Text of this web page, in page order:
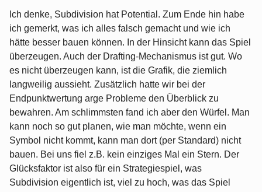
Ich denke, Subdivision hat Potential. Zum Ende hin habe
ich gemerkt, was ich alles falsch gemacht und wie ich
hätte besser bauen können. In der Hinsicht kann das Spiel
überzeugen. Auch der Drafting-Mechanismus ist gut. Wo
es nicht überzeugen kann, ist die Grafik, die ziemlich
langweilig aussieht. Zusätzlich hatte wir bei der
Endpunktwertung arge Probleme den Überblick zu
bewahren. Am schlimmsten fand ich aber den Würfel. Man
kann noch so gut planen, wie man möchte, wenn ein
Symbol nicht kommt, kann man dort (per Standard) nicht
bauen. Bei uns fiel z.B. kein einziges Mal ein Stern. Der
Glücksfaktor ist also für ein Strategiespiel, was
Subdivision eigentlich ist, viel zu hoch, was das Spiel